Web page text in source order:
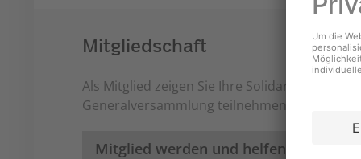
Mitgliedschaft
Als Mitglied zeigen Sie Ihre Solidarität und
Generalversammlung teilnehmen und
Mitglied werden und helfen